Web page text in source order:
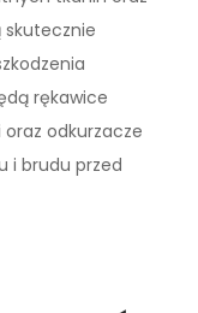
rękawice
odkurzacze
i brudu przed